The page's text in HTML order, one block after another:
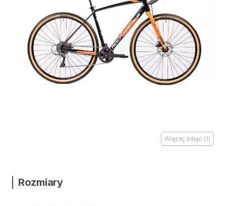
Więcej zdjęć (1)
Rozmiary